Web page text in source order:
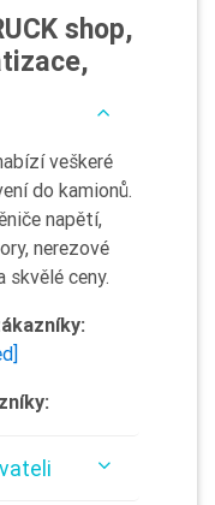
shop,
veškeré
do kamionů.
napětí,
nerezové
skvělé ceny.